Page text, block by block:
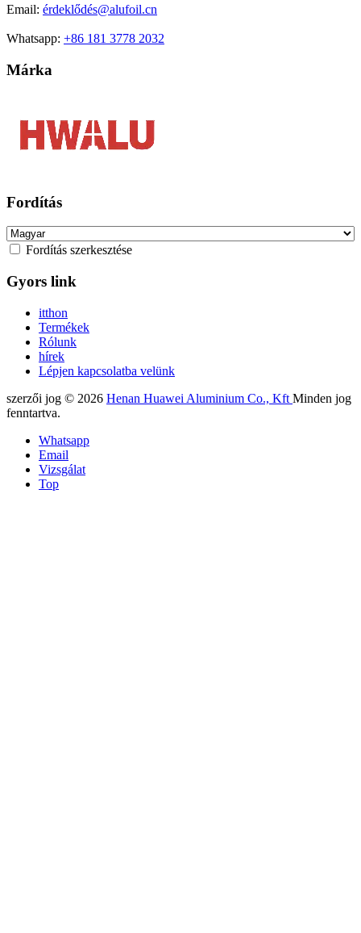
Email: érdeklődés@alufoil.cn
Whatsapp: +86 181 3778 2032
Márka
Fordítás
Fordítás szerkesztése
Gyors link
itthon
Termékek
Rólunk
hírek
Lépjen kapcsolatba velünk
szerzői jog © 2026 Henan Huawei Aluminium Co., Kft Minden jog
fenntartva.
Whatsapp
Email
Vizsgálat
Top